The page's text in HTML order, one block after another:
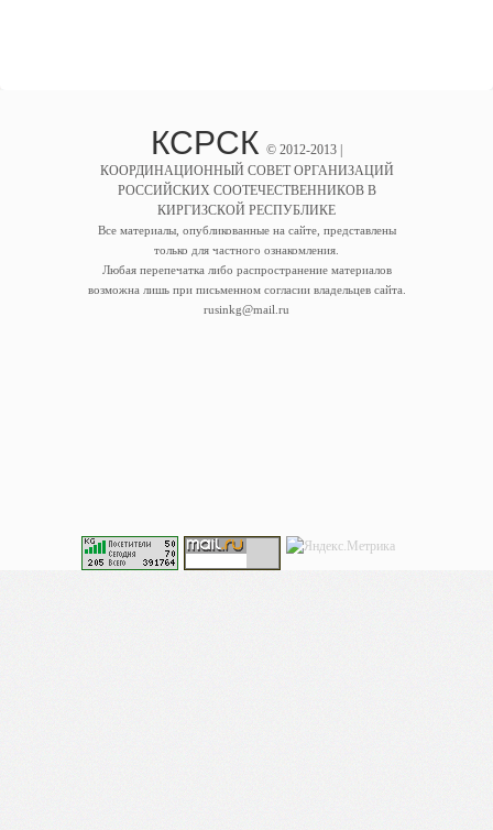
КСРСК © 2012-2013 |
КООРДИНАЦИОННЫЙ СОВЕТ ОРГАНИЗАЦИЙ
РОССИЙСКИХ СООТЕЧЕСТВЕННИКОВ В
КИРГИЗСКОЙ РЕСПУБЛИКЕ
Все материалы, опубликованные на сайте, представлены
только для частного ознакомления.
Любая перепечатка либо распространение материалов
возможна лишь при письменном согласии владельцев сайта.
rusinkg@mail.ru